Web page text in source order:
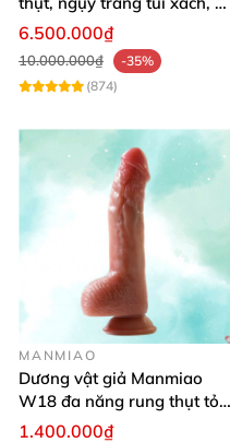
chế độ rung đa dạng
6.500.000₫
10.000.000₫
-35%
(874)
MANMIAO
Dương vật giả Manmiao
W18 đa năng rung thụt tỏa
nhiệt remote hiện đại
1.400.000₫